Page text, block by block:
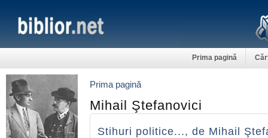
Prima pagină
Prima pagină
Mihail Ştefanovici
Stihuri politice..., de Mihail